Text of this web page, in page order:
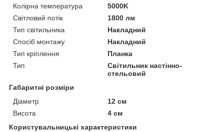
Колірна температура
5000K
Світловий потік
1800 лм
Тип світильника
Накладний
Спосіб монтажу
Накладний
Тип кріплення
Планка
Тип
Світильник настінно-
стельовий
Габаритні розміри
Діаметр
12 см
Висота
4 см
Користувальницькі характеристики